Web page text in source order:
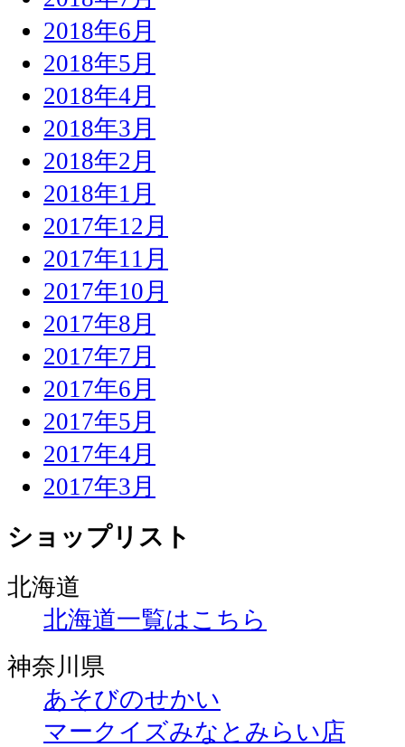
2018年6月
2018年5月
2018年4月
2018年3月
2018年2月
2018年1月
2017年12月
2017年11月
2017年10月
2017年8月
2017年7月
2017年6月
2017年5月
2017年4月
2017年3月
ショップリスト
北海道
北海道一覧はこちら
神奈川県
あそびのせかい
マークイズみなとみらい店